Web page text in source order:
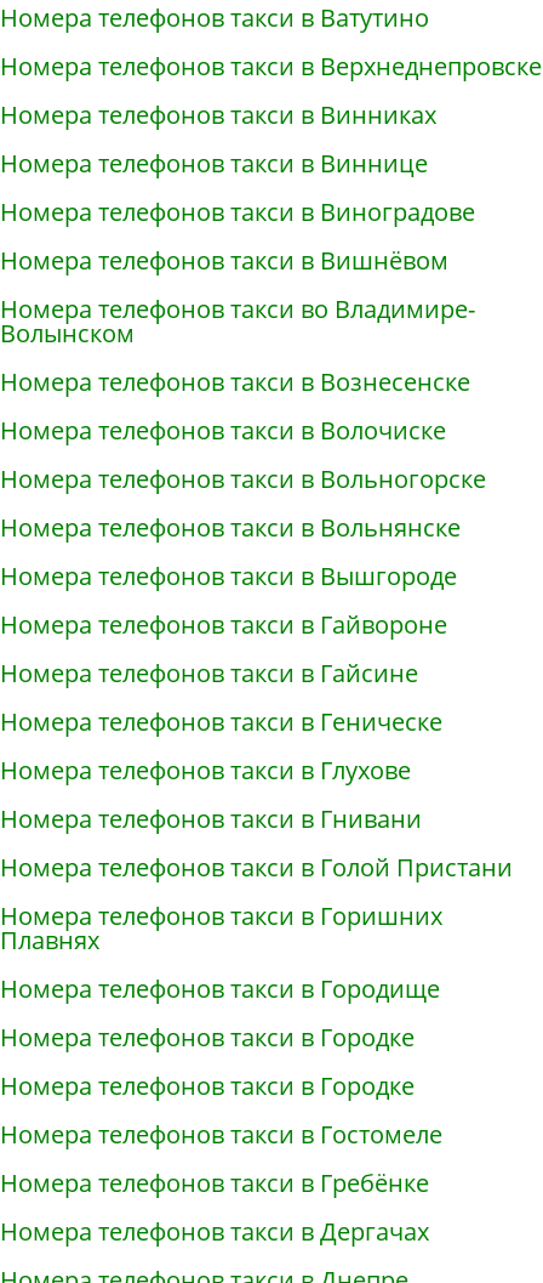
Номера телефонов такси в Ватутино
Номера телефонов такси в Верхнеднепровске
Номера телефонов такси в Винниках
Номера телефонов такси в Виннице
Номера телефонов такси в Виноградове
Номера телефонов такси в Вишнёвом
Номера телефонов такси во Владимире-
Волынском
Номера телефонов такси в Вознесенске
Номера телефонов такси в Волочиске
Номера телефонов такси в Вольногорске
Номера телефонов такси в Вольнянске
Номера телефонов такси в Вышгороде
Номера телефонов такси в Гайвороне
Номера телефонов такси в Гайсине
Номера телефонов такси в Геническе
Номера телефонов такси в Глухове
Номера телефонов такси в Гнивани
Номера телефонов такси в Голой Пристани
Номера телефонов такси в Горишних
Плавнях
Номера телефонов такси в Городище
Номера телефонов такси в Городке
Номера телефонов такси в Городке
Номера телефонов такси в Гостомеле
Номера телефонов такси в Гребёнке
Номера телефонов такси в Дергачах